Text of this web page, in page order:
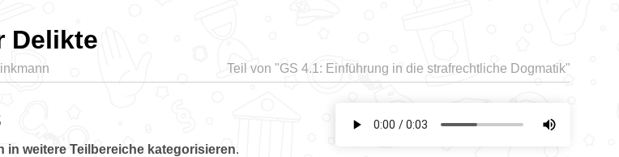
Delikte
Teil von "GS 4.1: Einführung in die strafrechtliche Dogmatik"
in weitere Teilbereiche kategorisieren.